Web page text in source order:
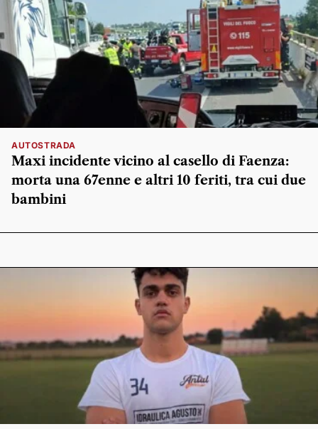
AUTOSTRADA
Maxi incidente vicino al casello di Faenza:
morta una 67enne e altri 10 feriti, tra cui due
bambini